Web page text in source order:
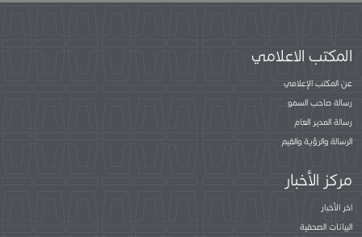
المكتب الاعلامي
عن المكتب الإعلامي
رسالة صاحب السمو
رسالة المدير العام
الرسالة والرؤية والقيم
مركز الأخبار
اخر الأخبار
البيانات الصحفية